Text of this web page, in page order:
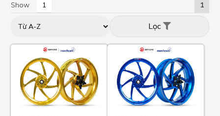
Show
1
Lọc